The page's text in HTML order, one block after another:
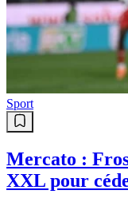
Sport
Mercato :
XXL pour